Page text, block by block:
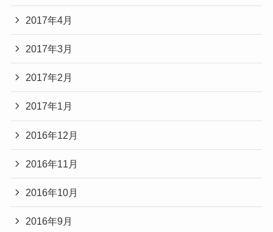
2017年4月
2017年3月
2017年2月
2017年1月
2016年12月
2016年11月
2016年10月
2016年9月